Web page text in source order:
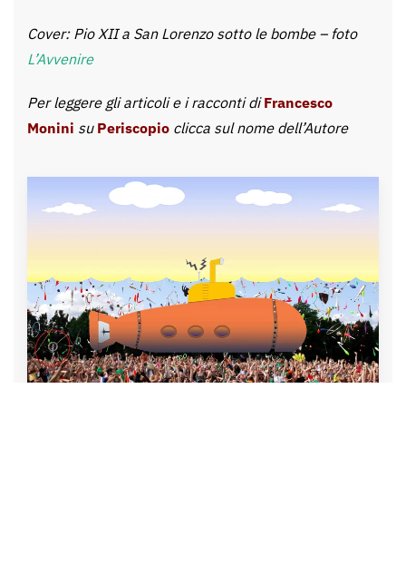
Cover: Pio XII a San Lorenzo sotto le bombe – foto
L’Avvenire
Per leggere gli articoli e i racconti diFrancesco
Monini su Periscopio clicca sul nome dell’Autore